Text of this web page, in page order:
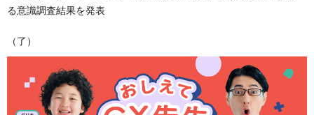
る意識調査結果を発表
（了）